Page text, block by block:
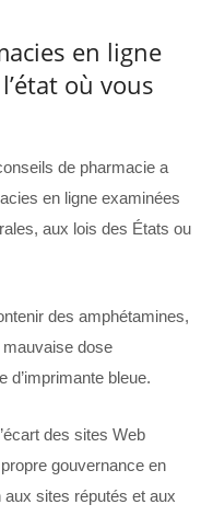
en ligne
où vous
de pharmacie a
en ligne examinées
aux lois des États ou
des amphétamines,
dose
d’imprimante bleue.
des sites Web
gouvernance en
aux sites réputés et aux